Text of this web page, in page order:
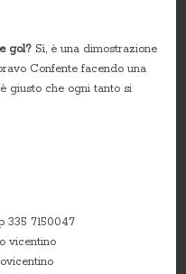
gol? Sì, è una dimostrazione
Confente facendo una
giusto che ogni tanto si
335 7150047
vicentino